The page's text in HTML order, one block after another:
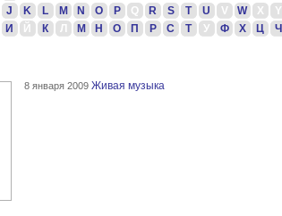
J K L M N O P Q R S T U V W X Y
И Й К Л М Н О П Р С Т У Ф Х Ц Ч
8 января 2009 Живая музыка